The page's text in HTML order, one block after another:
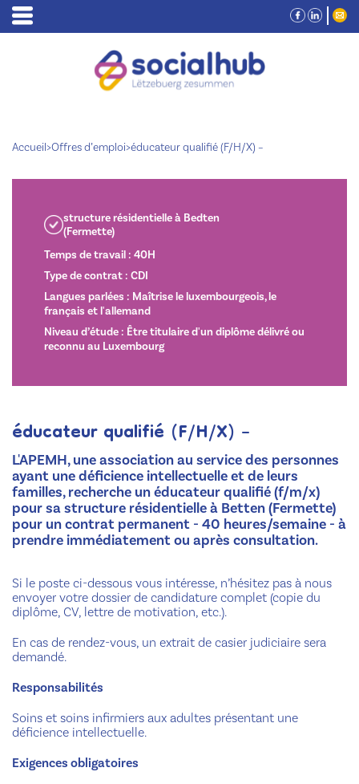
Accueil>Offres d’emploi>éducateur qualifié (F/H/X) –
structure résidentielle à Bedten
(Fermette)
Temps de travail : 40H
Type de contrat : CDI
Langues parlées : Maîtrise le luxembourgeois, le
français et l'allemand
Niveau d’étude : Être titulaire d'un diplôme délivré ou
reconnu au Luxembourg
éducateur qualifié (F/H/X) –
L'APEMH, une association au service des personnes
ayant une déficience intellectuelle et de leurs
familles, recherche un éducateur qualifié (f/m/x)
pour sa structure résidentielle à Betten (Fermette)
pour un contrat permanent - 40 heures/semaine - à
prendre immédiatement ou après consultation.
Si le poste ci-dessous vous intéresse, n’hésitez pas à nous
envoyer votre dossier de candidature complet (copie du
diplôme, CV, lettre de motivation, etc.).
En cas de rendez-vous, un extrait de casier judiciaire sera
demandé.
Responsabilités
Soins et soins infirmiers aux adultes présentant une
déficience intellectuelle.
Exigences obligatoires